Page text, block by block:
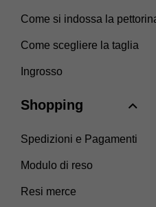
Come si indossa la
Come scegliere la taglia
Ingrosso
Shopping
Spedizioni e Pagamenti
Modulo di reso
Resi merce